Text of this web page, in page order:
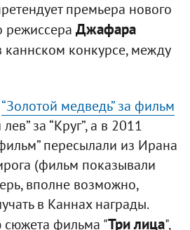
премьера нового
режиссера Джафара
конкурсе, между
“Золотой медведь” за фильм
за “Круг”, а в 2011
пересылали из Ирана
(фильм показывали
вполне возможно,
в Каннах награды.
фильма "Три лица",